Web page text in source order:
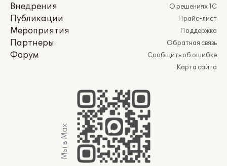
Внедрения
Публикации
Мероприятия
Партнеры
Форум
О решениях 1С
Прайс-лист
Поддержка
Обратная связь
Сообщить об ошибке
Карта сайта
Мы в Max